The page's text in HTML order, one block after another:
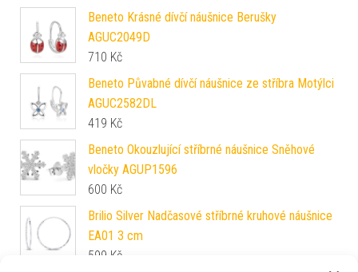
Beneto Krásné dívčí náušnice Berušky
AGUC2049D
710 Kč
Beneto Půvabné dívčí náušnice ze stříbra Motýlci
AGUC2582DL
419 Kč
Beneto Okouzlující stříbrné náušnice Sněhové
vločky AGUP1596
600 Kč
Brilio Silver Nadčasové stříbrné kruhové náušnice
EA01 3 cm
599 Kč